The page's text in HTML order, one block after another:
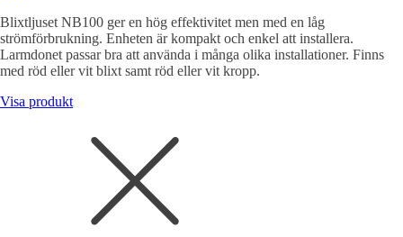
Blixtljuset NB100 ger en hög effektivitet men med en låg
strömförbrukning. Enheten är kompakt och enkel att installera.
Larmdonet passar bra att använda i många olika installationer. Finns
med röd eller vit blixt samt röd eller vit kropp.
Visa produkt